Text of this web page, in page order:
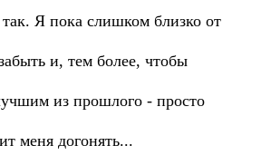
Я пока слишком близко от
и, тем более, чтобы
из прошлого - просто
меня догонять...